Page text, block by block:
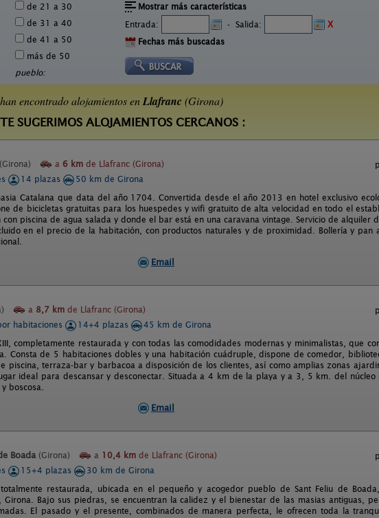
de 21 a 30
de 31 a 40
de 41 a 50
más de 50
pueblo:
Mostrar más características
Entrada:
- Salida:
X
Fechas más buscadas
encontrado alojamientos enLlafranc (Girona)
SUGERIMOS ALOJAMIENTOS CERCANOS :
(Girona) a 6 km de Llafranc (Girona)
14 plazas
50 km de Girona
Catalana que data del año 1704. Convertida desde el año 2013 en hotel exclusivo
de bicicletas gratuitas para los huespedes y wifi gratuito de alta velocidad en todo el
piscina de agua salada y donde el bar está en una caravana vintage. Servicio de alquiler
en el precio de la habitación, con productos naturales y de proximidad. Bollería y pan
Email
a 8,7 km de Llafranc (Girona)
habitaciones
14+4 plazas
45 km de Girona
completamente restaurada y con todas las comodidades modernas y minimalistas, que
Consta de 5 habitaciones dobles y una habitación cuádruple, dispone de comedor,
piscina, terraza-bar y barbacoa a disposición de los clientes, así como amplias zonas
ideal para descansar y desconectar. Situada a 4 km de la playa y a 3, 5 km. del núcleo
boscosa.
Email
Boada (Girona) a 10,4 km de Llafranc (Girona)
15+4 plazas
30 km de Girona
restaurada, ubicada en el pequeño y acogedor pueblo de Sant Feliu de
Girona. Bajo sus piedras, se encuentran la calidez y el bienestar de las masias antiguas,
El pasado y el presente, combinados de manera perfecta, le ofrecen toda la